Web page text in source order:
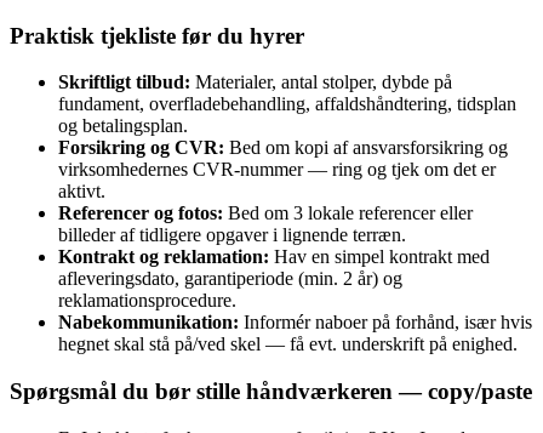
Praktisk tjekliste før du hyrer
Skriftligt tilbud: Materialer, antal stolper, dybde på
fundament, overfladebehandling, affaldshåndtering, tidsplan
og betalingsplan.
Forsikring og CVR: Bed om kopi af ansvarsforsikring og
virksomhedernes CVR‑nummer — ring og tjek om det er
aktivt.
Referencer og fotos: Bed om 3 lokale referencer eller
billeder af tidligere opgaver i lignende terræn.
Kontrakt og reklamation: Hav en simpel kontrakt med
afleveringsdato, garantiperiode (min. 2 år) og
reklamationsprocedure.
Nabekommunikation: Informér naboer på forhånd, især hvis
hegnet skal stå på/ved skel — få evt. underskrift på enighed.
Spørgsmål du bør stille håndværkeren — copy/paste